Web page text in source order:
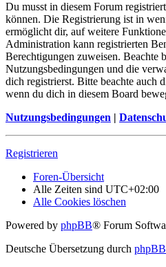
Du musst in diesem Forum
können. Die Registrierung ist in
ermöglicht dir, auf weitere
Administration kann registrierten
Berechtigungen zuweisen. Beachte
Nutzungsbedingungen und die
dich registrierst. Bitte beachte auch
wenn du dich in diesem Board
Nutzungsbedingungen |
Registrieren
Foren-Übersicht
Alle Zeiten sind UTC+02:00
Alle Cookies löschen
Powered by phpBB® Forum
Deutsche Übersetzung durch